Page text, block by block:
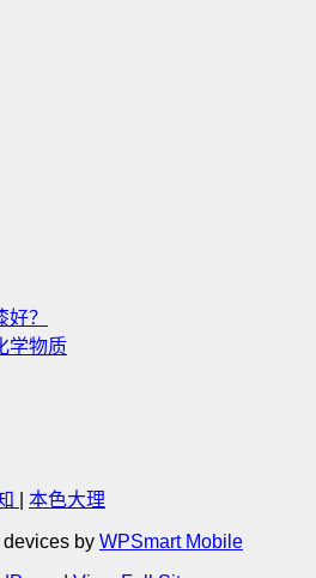
？
学物质
本色大理
by WPSmart Mobile